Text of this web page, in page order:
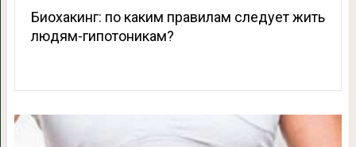
Биохакинг: по каким правилам следует жить
людям-гипотоникам?